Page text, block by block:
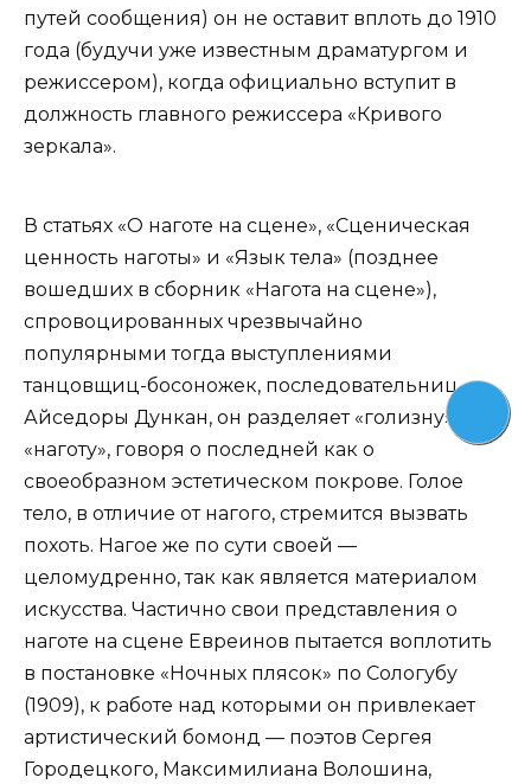
путей сообщения) он не оставит вплоть до 1910
года (будучи уже известным драматургом и
режиссером), когда официально вступит в
должность главного режиссера «Кривого
зеркала».
В статьях «О наготе на сцене», «Сценическая
ценность наготы» и «Язык тела» (позднее
вошедших в сборник «Нагота на сцене»),
спровоцированных чрезвычайно
популярными тогда выступлениями
танцовщиц-босоножек, последовательниц
Айседоры Дункан, он разделяет «голизну» и
«наготу», говоря о последней как о
своеобразном эстетическом покрове. Голое
тело, в отличие от нагого, стремится вызвать
похоть. Нагое же по сути своей —
целомудренно, так как является материалом
искусства. Частично свои представления о
наготе на сцене Евреинов пытается воплотить
в постановке «Ночных плясок» по Сологубу
(1909), к работе над которыми он привлекает
артистический бомонд — поэтов Сергея
Городецкого, Максимилиана Волошина,